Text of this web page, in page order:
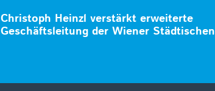
Christoph Heinzl verstärkt erweiterte
Geschäftsleitung der Wiener Städtischen